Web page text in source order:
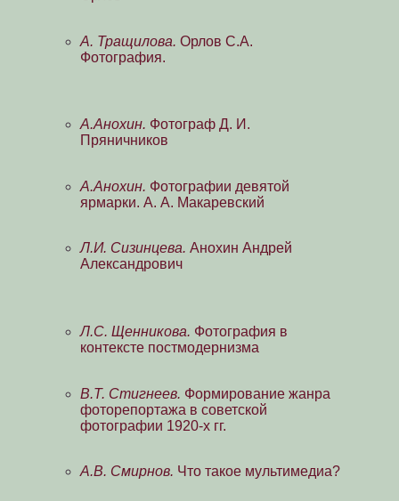
А. Тращилова. Орлов С.А.
Фотография.
А.Анохин. Фотограф Д. И.
Пряничников
А.Анохин. Фотографии девятой
ярмарки. А. А. Макаревский
Л.И. Сизинцева. Анохин Андрей
Александрович
Л.С. Щенникова. Фотография в
контексте постмодернизма
В.Т. Стигнеев. Формирование жанра
фоторепортажа в советской
фотографии 1920-х гг.
А.В. Смирнов. Что такое мультимедиа?